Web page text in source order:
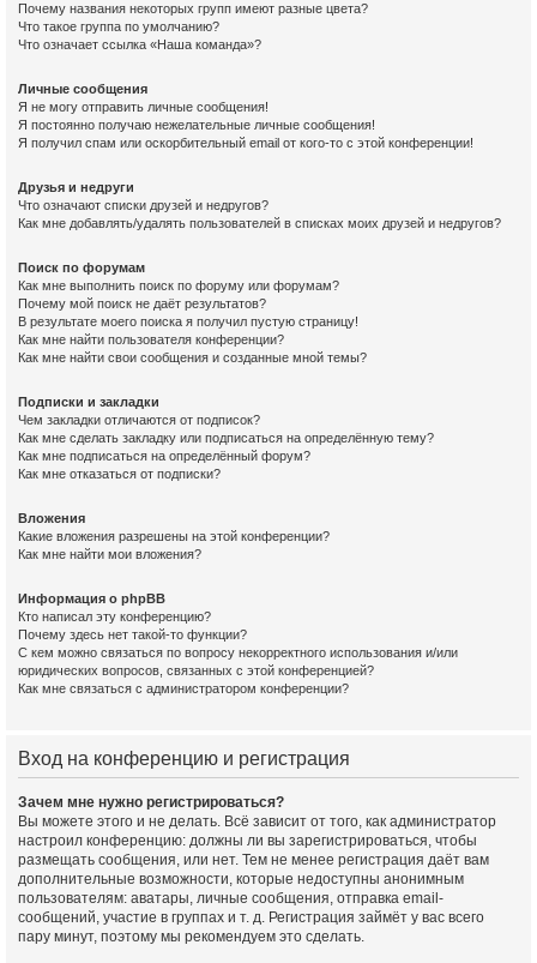
Почему названия некоторых групп имеют разные цвета?
Что такое группа по умолчанию?
Что означает ссылка «Наша команда»?
Личные сообщения
Я не могу отправить личные сообщения!
Я постоянно получаю нежелательные личные сообщения!
Я получил спам или оскорбительный email от кого-то с этой конференции!
Друзья и недруги
Что означают списки друзей и недругов?
Как мне добавлять/удалять пользователей в списках моих друзей и недругов?
Поиск по форумам
Как мне выполнить поиск по форуму или форумам?
Почему мой поиск не даёт результатов?
В результате моего поиска я получил пустую страницу!
Как мне найти пользователя конференции?
Как мне найти свои сообщения и созданные мной темы?
Подписки и закладки
Чем закладки отличаются от подписок?
Как мне сделать закладку или подписаться на определённую тему?
Как мне подписаться на определённый форум?
Как мне отказаться от подписки?
Вложения
Какие вложения разрешены на этой конференции?
Как мне найти мои вложения?
Информация о phpBB
Кто написал эту конференцию?
Почему здесь нет такой-то функции?
С кем можно связаться по вопросу некорректного использования и/или
юридических вопросов, связанных с этой конференцией?
Как мне связаться с администратором конференции?
Вход на конференцию и регистрация
Зачем мне нужно регистрироваться?
Вы можете этого и не делать. Всё зависит от того, как администратор
настроил конференцию: должны ли вы зарегистрироваться, чтобы
размещать сообщения, или нет. Тем не менее регистрация даёт вам
дополнительные возможности, которые недоступны анонимным
пользователям: аватары, личные сообщения, отправка email-
сообщений, участие в группах и т. д. Регистрация займёт у вас всего
пару минут, поэтому мы рекомендуем это сделать.